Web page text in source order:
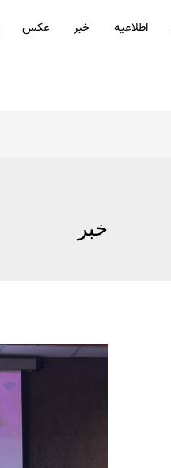
اطلاعیه خبر عکس
خبر